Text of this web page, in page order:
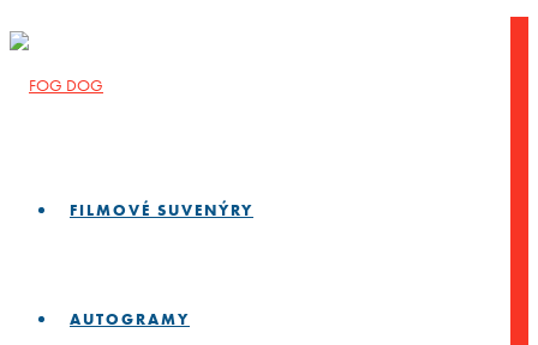
FILMOVÉ SUVENÝRY
AUTOGRAMY